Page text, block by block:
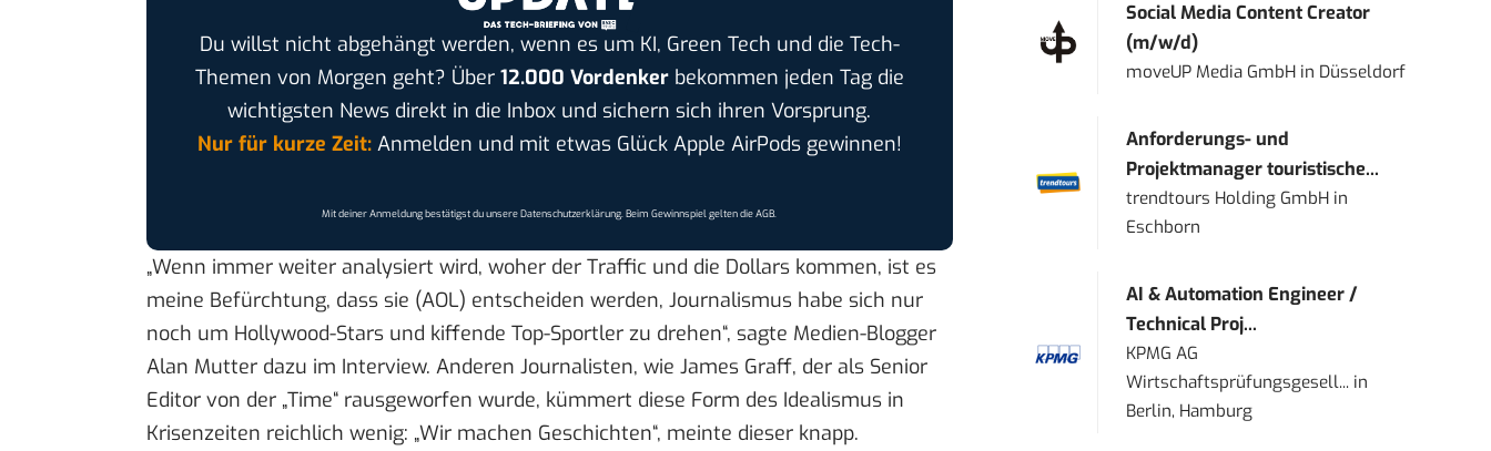
Du willst nicht abgehängt werden, wenn es um KI, Green Tech und die Tech-
Themen von Morgen geht? Über 12.000 Vordenkerbekommen jeden Tag die
wichtigsten News direkt in die Inbox und sichern sich ihren Vorsprung.
Nur für kurze Zeit:Anmelden und mit etwas Glück Apple AirPods gewinnen!
Mit deiner Anmeldung bestätigst du unsereDatenschutzerklärung. Beim Gewinnspiel gelten dieAGB.
„Wenn immer weiter analysiert wird, woher der Traffic und die Dollars kommen, ist es
meine Befürchtung, dass sie (AOL) entscheiden werden, Journalismus habe sich nur
noch um Hollywood-Stars und kiffende Top-Sportler zu drehen“, sagte Medien-Blogger
Alan Mutter dazu im Interview. Anderen Journalisten, wie James Graff, der als Senior
Editor von der „Time“ rausgeworfen wurde, kümmert diese Form des Idealismus in
Krisenzeiten reichlich wenig: „Wir machen Geschichten“, meinte dieser knapp.
Social Media Content Creator
(m/w/d)
moveUP Media GmbH in Düsseldorf
Anforderungs- und
Projektmanager touristische...
trendtours Holding GmbH in
Eschborn
AI & Automation Engineer /
Technical Proj...
KPMG AG
Wirtschaftsprüfungsgesell... in
Berlin, Hamburg